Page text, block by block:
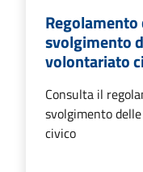
svolgimento
volontariato
Consulta il
svolgimento
civico